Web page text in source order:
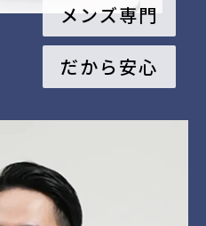
メンズ専門
だから安心